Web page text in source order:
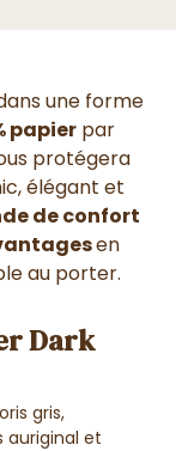
une forme
papier par
protégera
élégant et
de confort
en
au porter.
Dark
gris,
auriginal et